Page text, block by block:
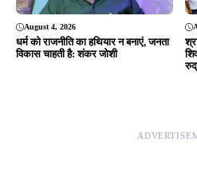
August 4, 2026
धर्म को राजनीति का हथियार न बनाएं, जनता
विकास चाहती है: शंकर जोशी